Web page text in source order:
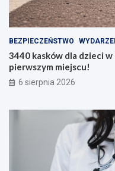
BEZPIECZEŃSTWO
3440 kasków dla dzieci
pierwszym miejscu!
6 sierpnia 2026